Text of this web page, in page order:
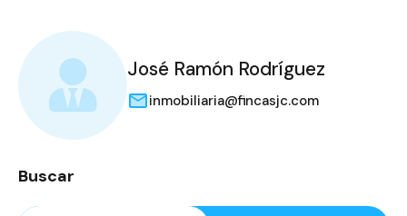
José Ramón Rodríguez
inmobiliaria@fincasjc.com
Buscar